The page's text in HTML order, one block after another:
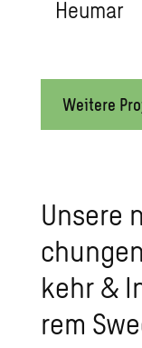
Heu­mar
Weitere
Un­se­re
kehr &
rem